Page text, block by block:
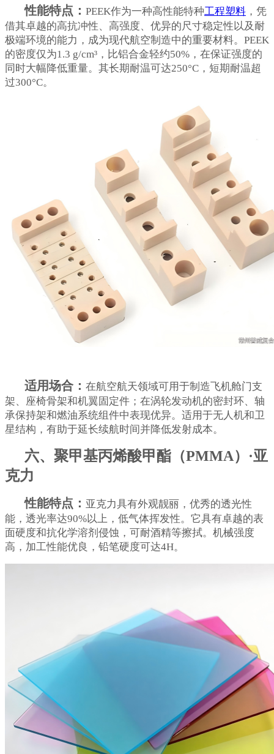
性能特点： PEEK作为一种高性能特种工程塑料 ，凭
借其卓越的高抗冲性、高强度、优异的尺寸稳定性以及耐
极端环境的能力，成为现代航空制造中的重要材料。PEEK
的密度仅为1.3 g/cm³，比铝合金轻约50%，在保证强度的
同时大幅降低重量。其长期耐温可达250°C，短期耐温超
过300°C。
适用场合： 在航空航天领域可用于制造飞机舱门支
架、座椅骨架和机翼固定件；在涡轮发动机的密封环、轴
承保持架和燃油系统组件中表现优异。适用于无人机和卫
星结构，有助于延长续航时间并降低发射成本。
六、聚甲基丙烯酸甲酯（PMMA）·亚
克力
性能特点： 亚克力具有外观靓丽，优秀的透光性
能，透光率达90%以上，低气体挥发性。它具有卓越的表
面硬度和抗化学溶剂侵蚀，可耐酒精等擦拭。机械强度
高，加工性能优良，铅笔硬度可达4H。